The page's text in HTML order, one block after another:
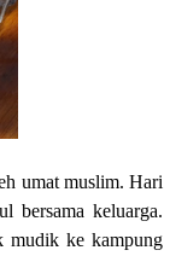
umat muslim. Hari
bersama keluarga.
mudik ke kampung